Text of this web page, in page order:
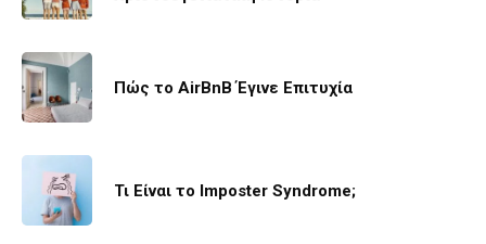
Πώς το AirBnB Έγινε Επιτυχία
Τι Είναι το Imposter Syndrome;